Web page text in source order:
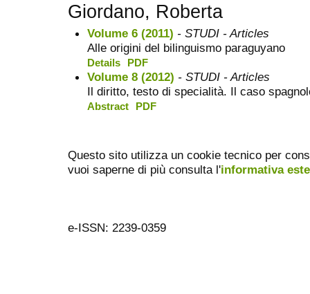
Giordano, Roberta
Volume 6 (2011) - STUDI - Articles
Alle origini del bilinguismo paraguyano
Details PDF
Volume 8 (2012) - STUDI - Articles
Il diritto, testo di specialità. Il caso
Abstract PDF
Questo sito utilizza un cookie tecnico per
vuoi saperne di più consulta l'informativa
e-ISSN: 2239-0359